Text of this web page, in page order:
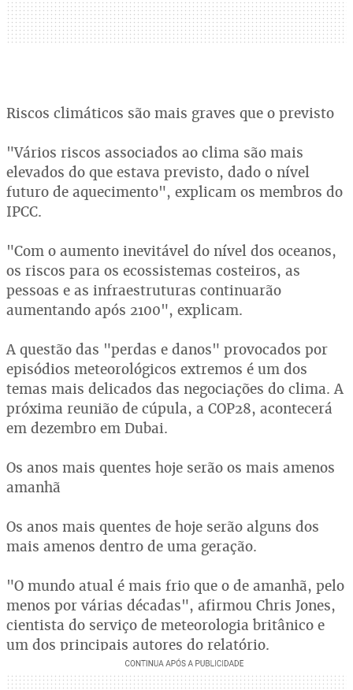
Riscos climáticos são mais graves que o previsto
"Vários riscos associados ao clima são mais
elevados do que estava previsto, dado o nível
futuro de aquecimento", explicam os membros do
IPCC.
"Com o aumento inevitável do nível dos oceanos,
os riscos para os ecossistemas costeiros, as
pessoas e as infraestruturas continuarão
aumentando após 2100", explicam.
A questão das "perdas e danos" provocados por
episódios meteorológicos extremos é um dos
temas mais delicados das negociações do clima. A
próxima reunião de cúpula, a COP28, acontecerá
em dezembro em Dubai.
Os anos mais quentes hoje serão os mais amenos
amanhã
Os anos mais quentes de hoje serão alguns dos
mais amenos dentro de uma geração.
"O mundo atual é mais frio que o de amanhã, pelo
menos por várias décadas", afirmou Chris Jones,
cientista do serviço de meteorologia britânico e
um dos principais autores do relatório.